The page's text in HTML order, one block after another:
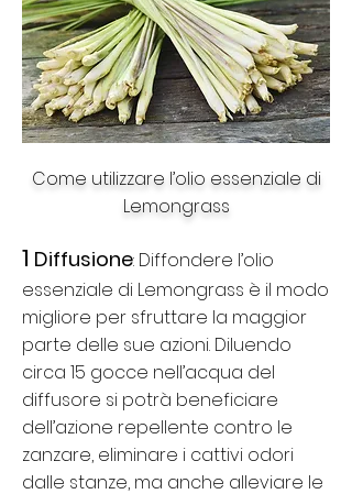
Come utilizzare l’olio essenziale di
Lemongrass
1 Diffusione: Diffondere l’olio
essenziale di Lemongrass è il modo
migliore per sfruttare la maggior
parte delle sue azioni. Diluendo
circa 15 gocce nell’acqua del
diffusore si potrà beneficiare
dell’azione repellente contro le
zanzare, eliminare i cattivi odori
dalle stanze, ma anche alleviare le